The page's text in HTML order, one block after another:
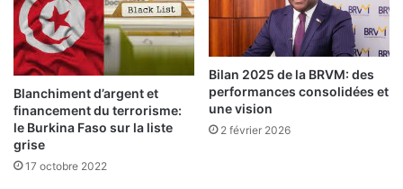
x
d
e
s
m
a
t
i
è
Blanchiment d’argent et
financement du terrorisme:
le Burkina Faso sur la liste
grise
17 octobre 2022
Bilan 2025 de la BRVM: des
performances consolidées et
une vision
2 février 2026